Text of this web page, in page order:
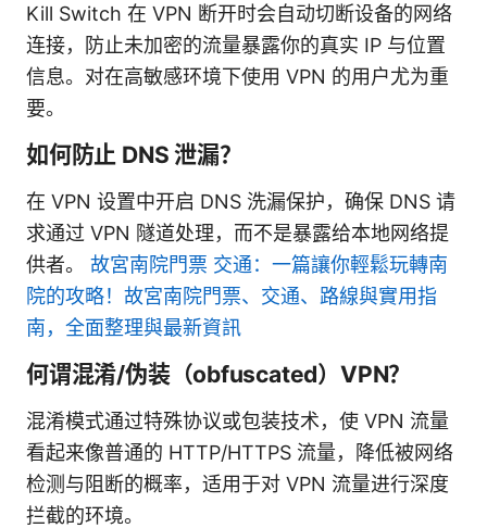
Kill Switch 在 VPN 断开时会自动切断设备的网络
连接，防止未加密的流量暴露你的真实 IP 与位置
信息。对在高敏感环境下使用 VPN 的用户尤为重
要。
如何防止 DNS 泄漏？
在 VPN 设置中开启 DNS 洗漏保护，确保 DNS 请
求通过 VPN 隧道处理，而不是暴露给本地网络提
供者。 故宮南院門票 交通：一篇讓你輕鬆玩轉南
院的攻略！故宮南院門票、交通、路線與實用指
南，全面整理與最新資訊
何谓混淆/伪装（obfuscated）VPN？
混淆模式通过特殊协议或包装技术，使 VPN 流量
看起来像普通的 HTTP/HTTPS 流量，降低被网络
检测与阻断的概率，适用于对 VPN 流量进行深度
拦截的环境。